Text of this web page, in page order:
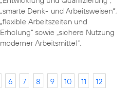
„smarte Denk- und Arbeitsweisen“,
„flexible Arbeitszeiten und
Erholung“ sowie „sichere Nutzung
moderner Arbeitsmittel“.
6 7 8 9 10 11
12